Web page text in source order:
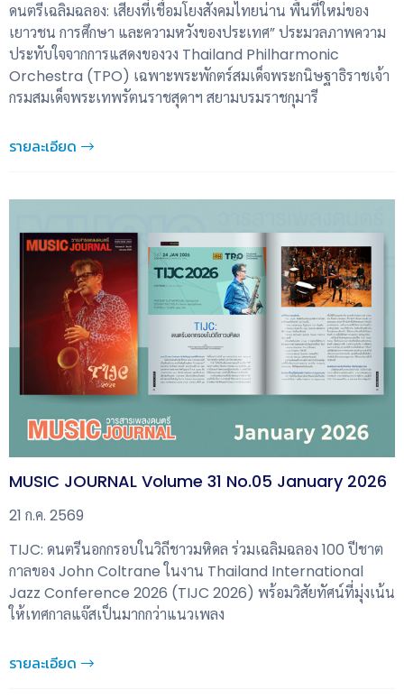
ดนตรีเฉลิมฉลอง: เสียงที่เชื่อมโยงสังคมไทยน่าน พื้นที่ใหม่ของ
เยาวชน การศึกษา และความหวังของประเทศ” ประมวลภาพความ
ประทับใจจากการแสดงของวง Thailand Philharmonic
Orchestra (TPO) เฉพาะพระพักตร์สมเด็จพระกนิษฐาธิราชเจ้า
กรมสมเด็จพระเทพรัตนราชสุดาฯ สยามบรมราชกุมารี
รายละเอียด
MUSIC JOURNAL Volume 31 No.05 January 2026
21 ก.ค. 2569
TIJC: ดนตรีนอกกรอบในวิถีชาวมหิดล ร่วมเฉลิมฉลอง 100 ปีชาต
กาลของ John Coltrane ในงาน Thailand International
Jazz Conference 2026 (TIJC 2026) พร้อมวิสัยทัศน์ที่มุ่งเน้น
ให้เทศกาลแจ๊สเป็นมากกว่าแนวเพลง
รายละเอียด